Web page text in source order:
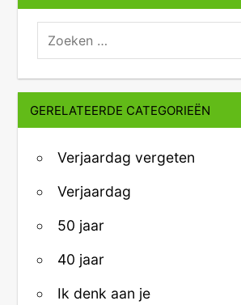
zoeken:
GERELATEERDE CATEGORIEËN
Verjaardag vergeten
Verjaardag
50 jaar
40 jaar
Ik denk aan je